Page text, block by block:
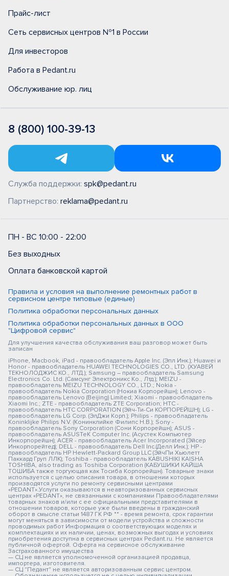
Прайс-лист
Сеть сервисных центров №1 в России
Для инвесторов
Работа в Pedant.ru
Обслуживание юр. лиц
8 (800) 100-39-13
Служба поддержки: spk@pedant.ru
Партнерство: reklama@pedant.ru
ПН - ВС 10:00 - 22:00
Без выходных
Оплата банковской картой
Правила и условия на выполнение ремонтных работ в
сервисном центре типовые (единые)
Политика обработки персональных данных
Политика обработки персональных данных в ООО
"Цифровой сервис"
Для улучшения качества обслуживания ваш разговор может быть
записан
iPhone, Macbook, iPad - правообладатель Apple Inc. (Эпл Инк.); Huawei и
Honor - правообладатель HUAWEI TECHNOLOGIES CO., LTD. (ХУАВЕЙ
ТЕКНОЛОДЖИС КО., ЛТД.); Samsung – правообладатель Samsung
Electronics Co. Ltd. (Самсунг Электроникс Ко., Лтд.); MEIZU -
правообладатель MEIZU TECHNOLOGY CO., LTD.; Nokia -
правообладатель Nokia Corporation (Нокиа Корпорейшн); Lenovo -
правообладатель Lenovo (Beijing) Limited; Xiaomi - правообладатель
Xiaomi Inc.; ZTE - правообладатель ZTE Corporation; HTC -
правообладатель HTC CORPORATION (Эйч-Ти-Си КОРПОРЕЙШН); LG -
правообладатель LG Corp. (ЭлДжи Корп.); Philips - правообладатель
Koninklijke Philips N.V. (Конинклийке Филипс Н.В.); Sony -
правообладатель Sony Corporation (Сони Корпорейшн); ASUS -
правообладатель ASUSTeK Computer Inc. (Асустек Компьютер
Инкорпорейшн); ACER - правообладатель Acer Incorporated (Эйсер
Инкорпорейтед); DELL - правообладатель Dell Inc.(Делл Инк.); HP -
правообладатель HP Hewlett-Packard Group LLC (ЭйчПи Хьюлетт
Паккард Груп ЛЛК); Toshiba - правообладатель KABUSHIKI KAISHA
TOSHIBA, also trading as Toshiba Corporation (КАБУШИКИ КАЙША
ТОШИБА также торгующая как Тосиба Корпорейшн). Товарные знаки
используется с целью описания товара, в отношении которых
производятся услуги по ремонту сервисными центрами
«PEDANT».Услуги оказываются в неавторизованных сервисных
центрах «PEDANT», не связанными с компаниями Правообладателями
товарных знаков и/или с ее официальными представителями в
отношении товаров, которые уже были введены в гражданский
оборот в смысле статьи 1487 ГК РФ ** - время ремонта, срок гарантии
могут меняться в зависимости от модели устройства и сложности
проводимых работ Информация о соответствующих моделях и
комплектациях и их наличии, ценах, возможных выгодах и условиях
приобретения доступна в сервисных центрах Pedant.ru. Не является
публичной офертой. Оферта на сервисное обслуживание
Застрахованного имущества
— СЦ не является уполномоченной организацией продавца,
импортера, изготовителя.
— СЦ "Педант" не является авторизованным сервис центром.